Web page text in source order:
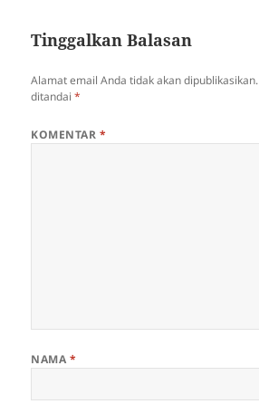
Tinggalkan Balasan
Alamat email Anda tidak akan dipublikasikan.
ditandai*
KOMENTAR *
NAMA *